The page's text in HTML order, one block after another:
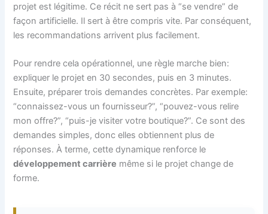
projet est légitime. Ce récit ne sert pas à “se vendre” de
façon artificielle. Il sert à être compris vite. Par conséquent,
les recommandations arrivent plus facilement.
Pour rendre cela opérationnel, une règle marche bien:
expliquer le projet en 30 secondes, puis en 3 minutes.
Ensuite, préparer trois demandes concrètes. Par exemple:
“connaissez-vous un fournisseur?”, “pouvez-vous relire
mon offre?”, “puis-je visiter votre boutique?”. Ce sont des
demandes simples, donc elles obtiennent plus de
réponses. À terme, cette dynamique renforce le
développement carrière même si le projet change de
forme.